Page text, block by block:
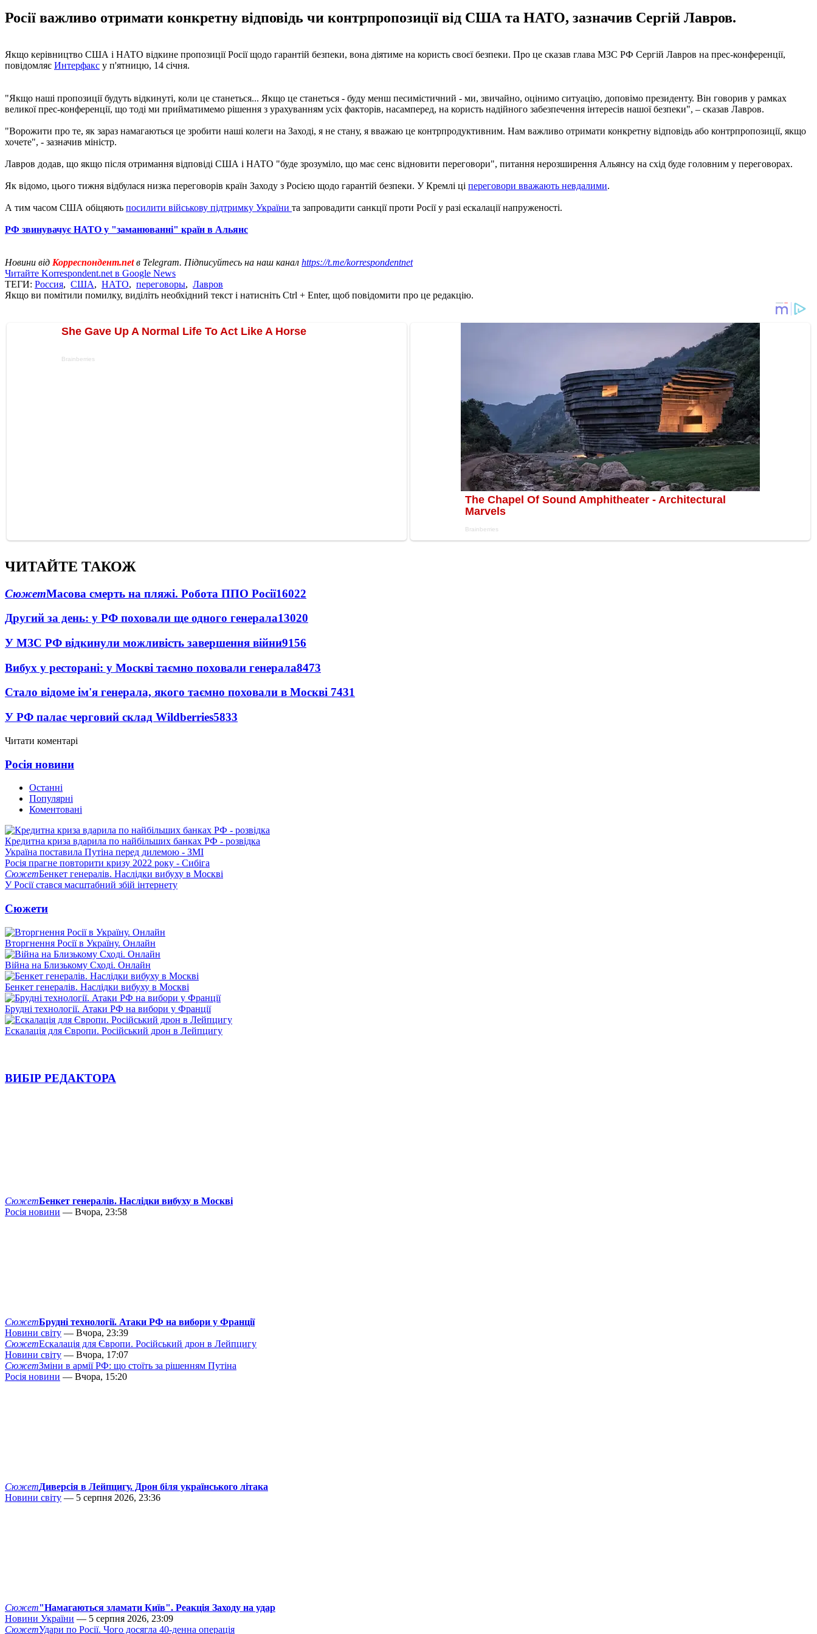
Росії важливо отримати конкретну відповідь чи контрпропозиції від США та НАТО, зазначив Сергій Лавров.
Якщо керівництво США і НАТО відкине пропозиції Росії щодо гарантій безпеки, вона діятиме на користь своєї безпеки. Про це сказав глава МЗС РФ Сергій Лавров на прес-конференції,
повідомляє Интерфакс у п'ятницю, 14 січня.
"Якщо наші пропозиції будуть відкинуті, коли це станеться... Якщо це станеться - буду менш песимістичний - ми, звичайно, оцінимо ситуацію, доповімо президенту. Він говорив у рамках
великої прес-конференції, що тоді ми прийматимемо рішення з урахуванням усіх факторів, насамперед, на користь надійного забезпечення інтересів нашої безпеки", – сказав Лавров.
"Ворожити про те, як зараз намагаються це зробити наші колеги на Заході, я не стану, я вважаю це контрпродуктивним. Нам важливо отримати конкретну відповідь або контрпропозиції, якщо
хочете", - зазначив міністр.
Лавров додав, що якщо після отримання відповіді США і НАТО "буде зрозуміло, що має сенс відновити переговори", питання нерозширення Альянсу на схід буде головним у переговорах.
Як відомо, цього тижня відбулася низка переговорів країн Заходу з Росією щодо гарантій безпеки. У Кремлі ці переговори вважають невдалими.
А тим часом США обіцяють посилити військову підтримку України та запровадити санкції проти Росії у разі ескалації напруженості.
РФ звинувачує НАТО у "заманюванні" країн в Альянс
Новини від Корреспондент.netв Telegram. Підписуйтесь на наш канал https://t.me/korrespondentnet
Читайте Korrespondent.net в Google News
ТЕГИ: Россия, США, НАТО, переговоры, Лавров
Якщо ви помітили помилку, виділіть необхідний текст і натисніть Ctrl + Enter, щоб повідомити про це редакцію.
ЧИТАЙТЕ ТАКОЖ
СюжетМасова смерть на пляжі. Робота ППО Росії16022
Другий за день: у РФ поховали ще одного генерала13020
У МЗС РФ відкинули можливість завершення війни9156
Вибух у ресторані: у Москві таємно поховали генерала8473
Стало відоме ім'я генерала, якого таємно поховали в Москві 7431
У РФ палає черговий склад Wildberries5833
Читати коментарі
Росія новини
Останні
Популярні
Коментовані
Кредитна криза вдарила по найбільших банках РФ - розвідка
Україна поставила Путіна перед дилемою - ЗМІ
Росія прагне повторити кризу 2022 року - Сибіга
СюжетБенкет генералів. Наслідки вибуху в Москві
У Росії стався масштабний збій інтернету
Сюжети
Вторгнення Росії в Україну. Онлайн
Війна на Близькому Сході. Онлайн
Бенкет генералів. Наслідки вибуху в Москві
Брудні технології. Атаки РФ на вибори у Франції
Ескалація для Європи. Російський дрон в Лейпцигу
ВИБІР РЕДАКТОРА
СюжетБенкет генералів. Наслідки вибуху в Москві
Росія новини — Вчора, 23:58
СюжетБрудні технології. Атаки РФ на вибори у Франції
Новини світу — Вчора, 23:39
СюжетЕскалація для Європи. Російський дрон в Лейпцигу
Новини світу — Вчора, 17:07
СюжетЗміни в армії РФ: що стоїть за рішенням Путіна
Росія новини — Вчора, 15:20
СюжетДиверсія в Лейпцигу. Дрон біля українського літака
Новини світу — 5 серпня 2026, 23:36
Сюжет"Намагаються зламати Київ". Реакція Заходу на удар
Новини України — 5 серпня 2026, 23:09
СюжетУдари по Росії. Чого досягла 40-денна операція